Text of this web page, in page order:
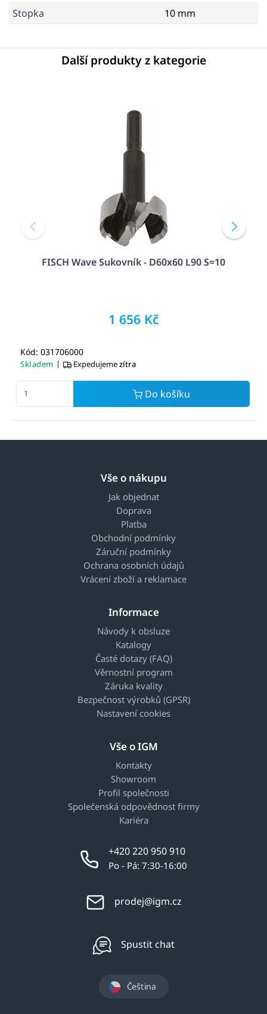
Stopka
10 mm
Další produkty z kategorie
FISCH Wave Sukovník - D60x60 L90 S=10
1 656 Kč
Kód: 031706000
Skladem | Expedujemezítra
Do košíku
Vše o nákupu
Jak objednat
Doprava
Platba
Obchodní podmínky
Záruční podmínky
Ochrana osobních údajů
Vrácení zboží a reklamace
Informace
Návody k obsluze
Katalogy
Časté dotazy (FAQ)
Věrnostní program
Záruka kvality
Bezpečnost výrobků (GPSR)
Nastavení cookies
Vše o IGM
Kontakty
Showroom
Profil společnosti
Společenská odpovědnost firmy
Kariéra
+420 220 950 910
Po - Pá: 7:30-16:00
prodej@igm.cz
Spustit chat
Čeština